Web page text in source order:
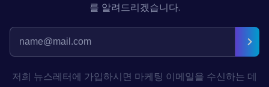
를 알려드리겠습니다.
저희 뉴스레터에 가입하시면 마케팅 이메일을 수신하는 데